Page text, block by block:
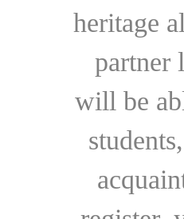
heritage
partner
will be